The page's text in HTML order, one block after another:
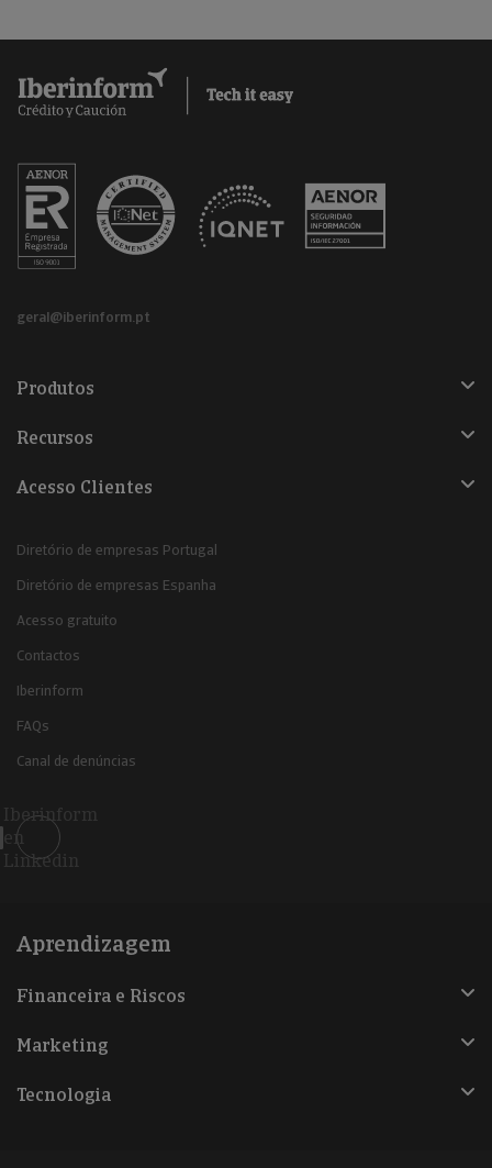
geral@iberinform.pt
Produtos
Recursos
Acesso Clientes
Diretório de empresas Portugal
Diretório de empresas Espanha
Acesso gratuito
Contactos
Iberinform
FAQs
Canal de denúncias
Iberinform
en
Linkedin
Aprendizagem
Financeira e Riscos
Marketing
Tecnologia